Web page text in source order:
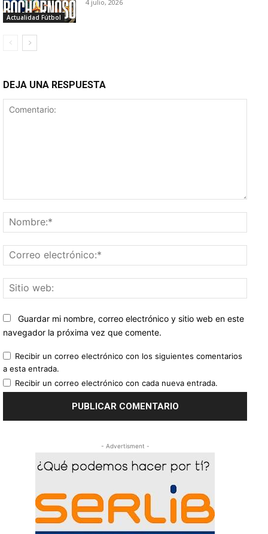
Actualidad Fútbol
4 julio, 2026
DEJA UNA RESPUESTA
web:
Guardar mi nombre, correo electrónico y sitio web en este
navegador la próxima vez que comente.
Recibir un correo electrónico con los siguientes comentarios
a esta entrada.
Recibir un correo electrónico con cada nueva entrada.
- Advertisment -